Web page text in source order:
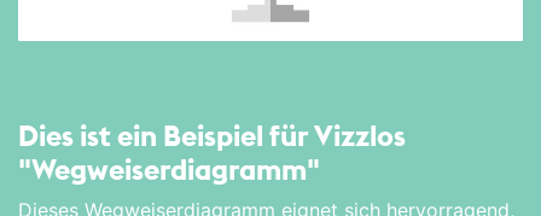
Dies ist ein Beispiel für Vizzlos
"Wegweiser­diagramm"
Dieses Wegweiserdiagramm eignet sich hervorragend,